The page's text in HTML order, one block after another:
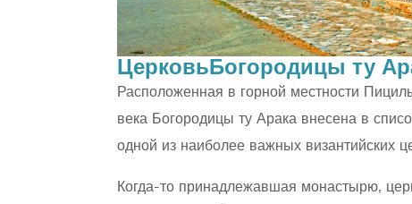
ЦерковьБогородицы ту
Расположенная в горной местности
века Богородицы ту Арака внесена в
одной из наиболее важных византийских
Когда-то принадлежавшая монастырю,